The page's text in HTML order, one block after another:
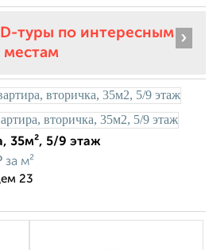
туры по интересным
местам
›
35м², 5/9 этаж
за м²
23